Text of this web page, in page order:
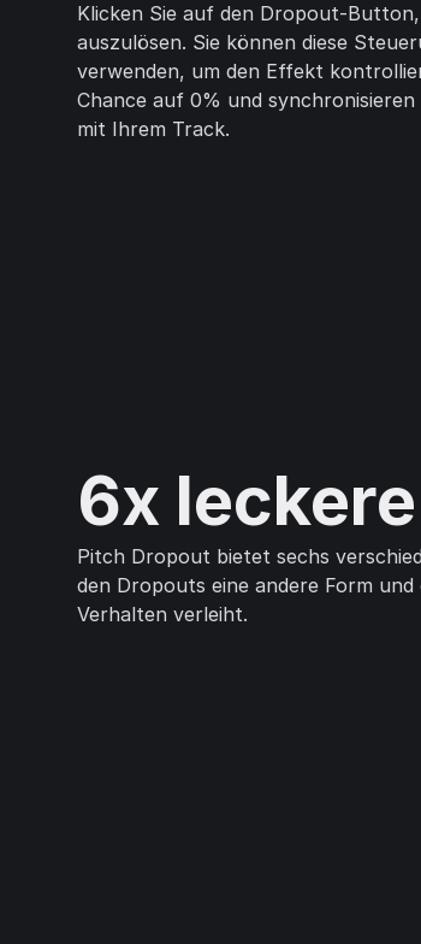
Klicken Sie auf den Dropout-
auszulösen. Sie können diese
verwenden, um den Effekt
Chance auf 0% und
mit Ihrem Track.
6x
Pitch Dropout bietet sechs
den Dropouts eine andere Form und
Verhalten verleiht.